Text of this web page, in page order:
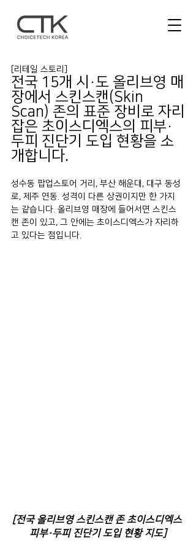
[리테일 스토리]
전국 15개 시·도 올리브영 매
장에서 스킨스캔(Skin
Scan) 존의 표준 장비로 자리
잡은 초이스디엑스의 피부·
두피 진단기 도입 현황을 소
개합니다.
성수동 팝업스토어 거리, 부산 해운대, 대구 동성
로, 제주 연동. 성격이 다른 상권이지만 한 가지
는 같습니다. 올리브영 매장에 들어서면 스킨스
캔 존이 있고, 그 안에는 초이스디엑스가 자리하
고 있다는 점입니다.
[전국 올리브영 스킨스캔 존 초이스디엑스
피부·두피 진단기 도입 현황 지도]